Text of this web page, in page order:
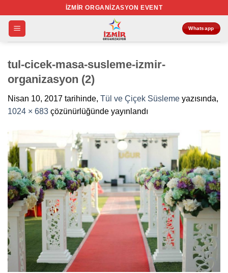
atla
İZMIR ORGANIZASYON EVENT
Whatsapp
tul-cicek-masa-susleme-izmir-
organizasyon (2)
Nisan 10, 2017 tarihinde, Tül ve Çiçek Süsleme yazısında,
1024 × 683 çözünürlüğünde yayınlandı